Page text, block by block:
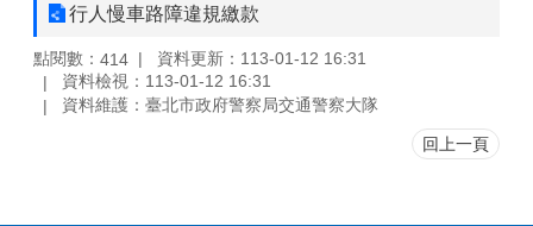
行人慢車路障違規繳款
點閱數： 414
資料更新：113-01-12 16:31
資料檢視：113-01-12 16:31
資料維護：臺北市政府警察局交通警察大隊
回上一頁